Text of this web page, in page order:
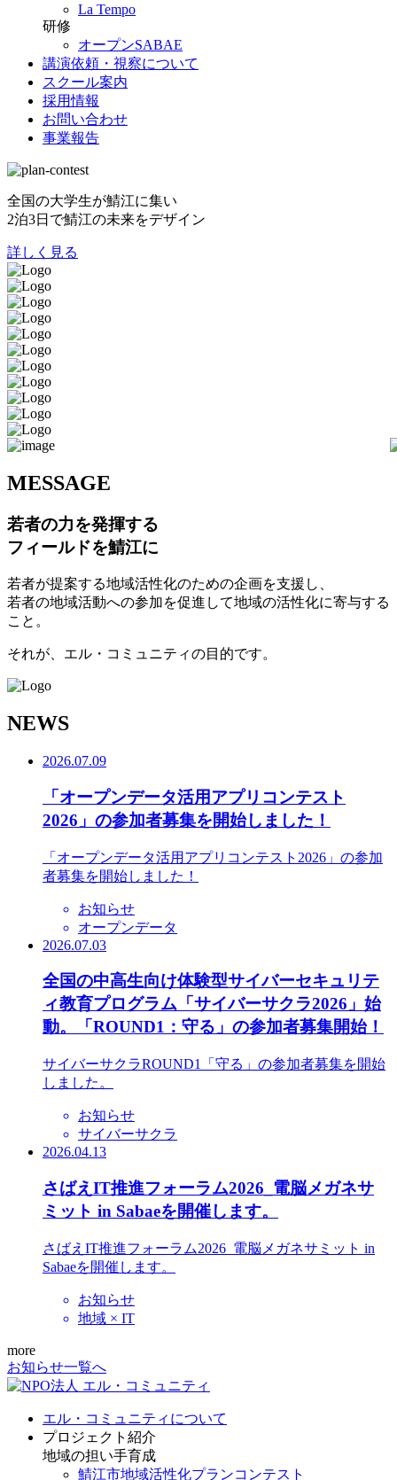
La Tempo
研修
オープンSABAE
講演依頼・視察について
スクール案内
採用情報
お問い合わせ
事業報告
全国の大学生が鯖江に集い
2泊3日で鯖江の未来をデザイン
詳しく見る
MESSAGE
若者の力を発揮する
フィールドを鯖江に
若者が提案する地域活性化のための企画を支援し、
若者の地域活動への参加を促進して地域の活性化に寄与する
こと。
それが、エル・コミュニティの目的です。
NEWS
2026.07.09
「オープンデータ活用アプリコンテスト
2026」の参加者募集を開始しました！
「オープンデータ活用アプリコンテスト2026」の参加
者募集を開始しました！
お知らせ
オープンデータ
2026.07.03
全国の中高生向け体験型サイバーセキュリテ
ィ教育プログラム「サイバーサクラ2026」始
動。「ROUND1：守る」の参加者募集開始！
サイバーサクラROUND1「守る」の参加者募集を開始
しました。
お知らせ
サイバーサクラ
2026.04.13
さばえIT推進フォーラム2026_電脳メガネサ
ミット in Sabaeを開催します。
さばえIT推進フォーラム2026_電脳メガネサミット in
Sabaeを開催します。
お知らせ
地域 × IT
more
お知らせ一覧へ
エル・コミュニティについて
プロジェクト紹介
地域の担い手育成
鯖江市地域活性化プランコンテスト